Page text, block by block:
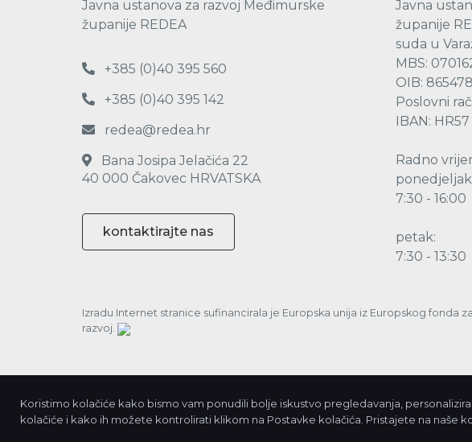
Javna ustanova za razvoj Međimurske
županije REDEA
+385 (0)40 395 560
+385 (0)40 395 142
redea@redea.hr
Bana Josipa Jelačića 22
40 000 Čakovec HRVATSKA
kontaktirajte nas
Javna
županije
suda u
MBS:
OIB:
Poslovni
IBAN:
Radno
7:30 - 16:00
petak:
7:30 - 13:30
Izradu Internet stranice sufinancirala je Europska unija iz Europskog fonda
razvoj.
Koristimo kolačiće kako bismo vam ponudili bolje iskustvo pregledavanja,
kolačiće i kako ih možete kontrolirati klikom na Postavke kolačića. Pristajete na naše